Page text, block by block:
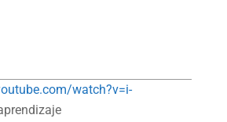
watch?v=i-